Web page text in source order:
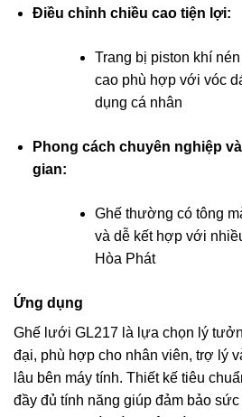
Điều chỉnh chiều cao tiện lợi:
Trang bị piston khí
cao phù hợp với vóc
dụng cá nhân
Phong cách chuyên nghiệp
gian:
Ghế thường có tông
và dễ kết hợp với
Hòa Phát
Ứng dụng
Ghế lưới GL217 là lựa chọn lý
đại, phù hợp cho nhân viên, trợ lý
lâu bên máy tính. Thiết kế tiêu
đầy đủ tính năng giúp đảm bảo